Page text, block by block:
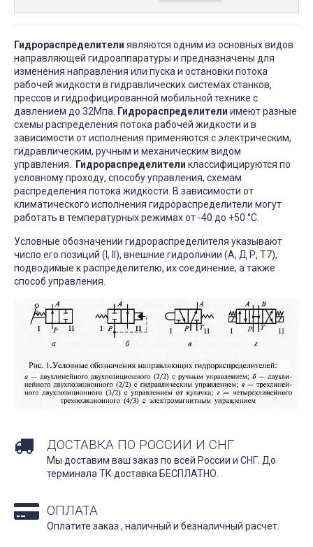
Гидрораспределители являются одним из основных видов
направляющей гидроаппаратуры и предназначены для
изменения направления или пуска и остановки потока
рабочей жидкости в гидравлических системах станков,
прессов и гидрофицированной мобильной технике с
давлением до 32Мпа.
Гидрораспределители имеют разные
схемы распределения потока рабочей жидкости и в
зависимости от исполнения применяются с электрическим,
гидравлическим, ручным и механическим видом
управления.
Гидрораспределители классифицируются по
условному проходу, способу управления, схемам
распределения потока жидкости. В зависимости от
климатического исполнения гидрораспределители могут
работать в температурных режимах от -40 до +50 °С.
Условные обозначении гидрораспределителя указывают
число его позиций (I, II), внешние гидролинии (А, Д Р, Т7),
подводимые к распределителю, их соединение, а также
способ управления.
ДОСТАВКА ПО РОССИИ И СНГ
Мы доставим ваш заказ по всей России и СНГ. До
терминала ТК доставка БЕСПЛАТНО.
ОПЛАТА
Оплатите заказ , наличный и безналичный расчет.